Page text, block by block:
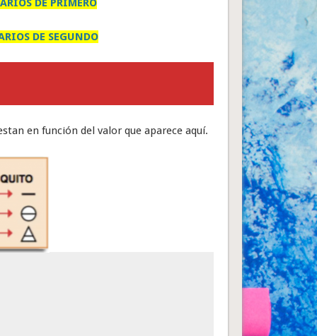
DE PRIMERO
DE SEGUNDO
en función del valor que aparece aquí.